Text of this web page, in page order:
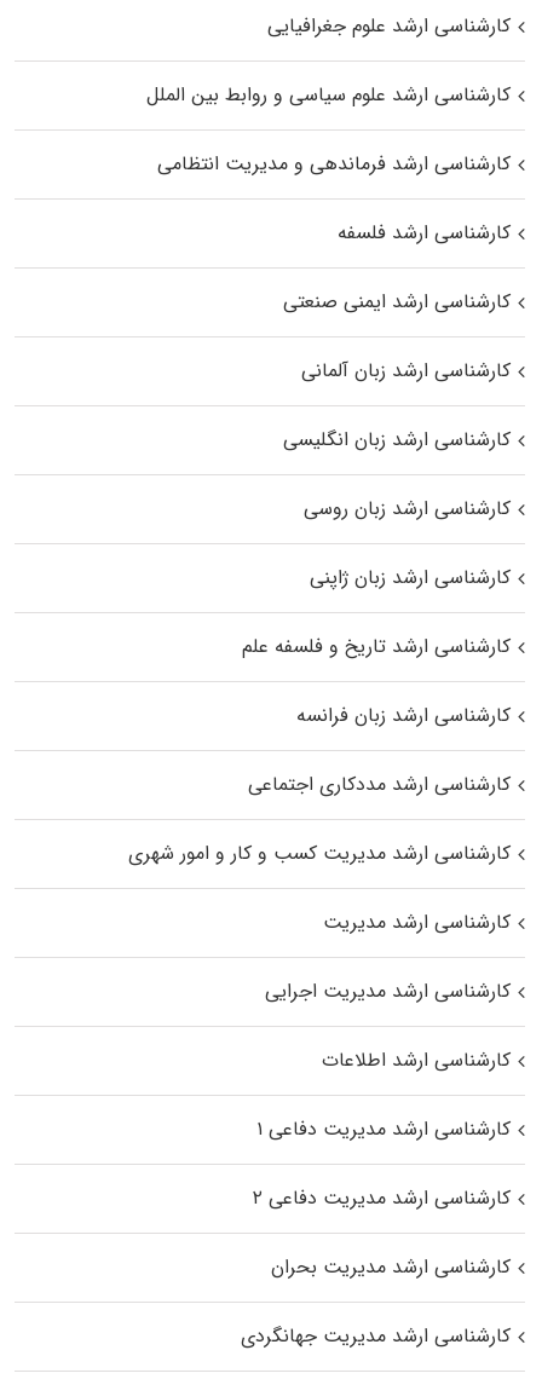
کارشناسی ارشد علوم جغرافیایی
کارشناسی ارشد علوم سیاسی و روابط بین الملل
کارشناسی ارشد فرماندهی و مدیریت انتظامی
کارشناسی ارشد فلسفه
کارشناسی ارشد ایمنی صنعتی
کارشناسی ارشد زبان آلمانی
کارشناسی ارشد زبان انگلیسی
کارشناسی ارشد زبان روسی
کارشناسی ارشد زبان ژاپنی
کارشناسی ارشد تاریخ و فلسفه علم
کارشناسی ارشد زبان فرانسه
کارشناسی ارشد مددکاری اجتماعی
کارشناسی ارشد مدیریت کسب و کار و امور شهری
کارشناسی ارشد مدیریت
کارشناسی ارشد مدیریت اجرایی
کارشناسی ارشد اطلاعات
کارشناسی ارشد مدیریت دفاعی ۱
کارشناسی ارشد مدیریت دفاعی ۲
کارشناسی ارشد مدیریت بحران
کارشناسی ارشد مدیریت جهانگردی